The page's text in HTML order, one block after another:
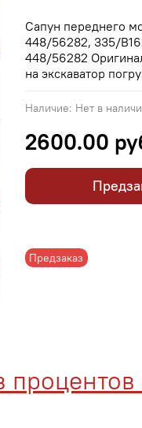
Наличие: Нет в
Предзаказ
2600.00
Сапун переднего
448/56282, 335/
448/56282
на экскаватор
и